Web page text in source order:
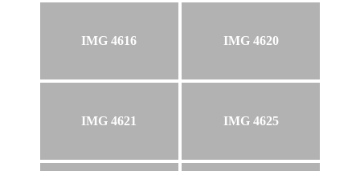
IMG 4616 IMG 4620
IMG 4621 IMG 4625